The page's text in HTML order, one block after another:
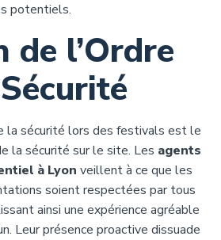
potentiels.
de l’Ordre
la sécurité lors des festivals est le
la sécurité sur le site. Les agents
à Lyon veillent à ce que les
soient respectées par tous
ainsi une expérience agréable
Leur présence proactive dissuade